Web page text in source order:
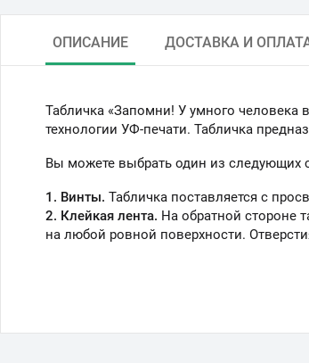
ОПИСАНИЕ ДОСТАВКА И
Табличка «Запомни! У умного человека
технологии УФ-печати. Табличка
Вы можете выбрать один из следующих
1. Винты. Табличка поставляется с
2. Клейкая лента. На обратной стороне
на любой ровной поверхности.